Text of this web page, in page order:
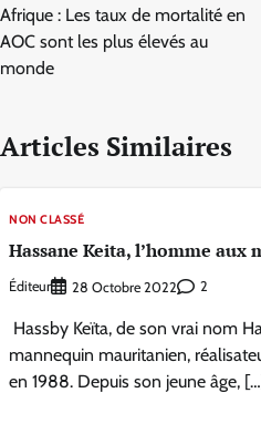
l’article
Afrique : Les taux de mortalité en
AOC sont les plus élevés au
monde
Articles Similaires
NON CLASSÉ
Hassane Keita, l’homme aux
Éditeur 28 Octobre 2022 2
Hassby Keïta, de son vrai nom
mannequin mauritanien,
en 1988. Depuis son jeune âge,